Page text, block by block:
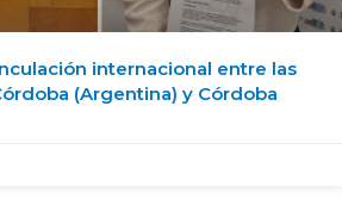
internacional entre las
(Argentina) y Córdoba